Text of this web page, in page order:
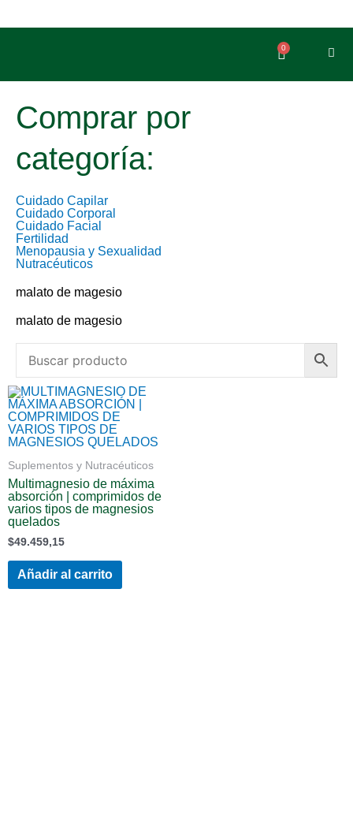
contenido
0
Carrito
Comprar por
categoría:
Cuidado Capilar
Cuidado Corporal
Cuidado Facial
Fertilidad
Menopausia y Sexualidad
Nutracéuticos
malato de magesio
malato de magesio
Suplementos y Nutracéuticos
multimagnesio de máxima
absorción | comprimidos de
varios tipos de magnesios
quelados
$49.459,15
Añadir al carrito